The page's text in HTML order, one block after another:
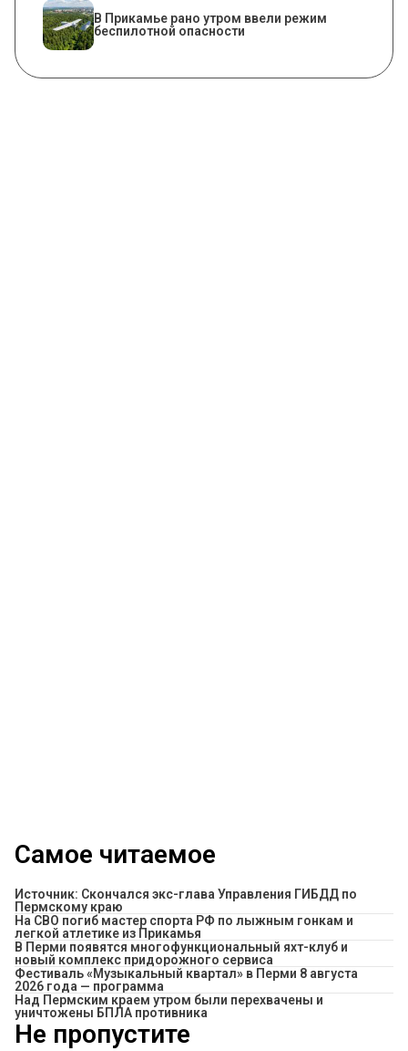
​В Прикамье рано утром ввели режим
беспилотной опасности
Самое читаемое
Источник: Скончался экс-глава Управления ГИБДД по
Пермскому краю
На СВО погиб мастер спорта РФ по лыжным гонкам и
легкой атлетике из Прикамья
В Перми появятся многофункциональный яхт-клуб и
новый комплекс придорожного сервиса
Фестиваль «Музыкальный квартал» в Перми 8 августа
2026 года — программа
Над Пермским краем утром были перехвачены и
уничтожены БПЛА противника
Не пропустите